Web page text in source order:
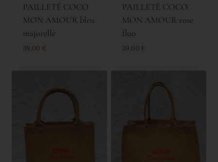
PAILLETÉ COCO
MON AMOUR bleu
majorelle
39,00 €
PAILLETÉ COCO
MON AMOUR rose
fluo
39,00 €